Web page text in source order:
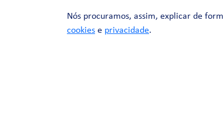
Nós procuramos, assim, explicar de
cookies e privacidade.